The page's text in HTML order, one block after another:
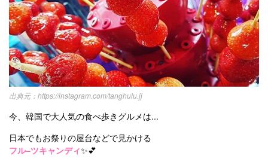
https://instagram.com/tanghulu.jj
今、韓国で大人気の食べ歩きグルメは...
日本でもお祭りの屋台などで見かける
フル–ツキャンディ✨💕